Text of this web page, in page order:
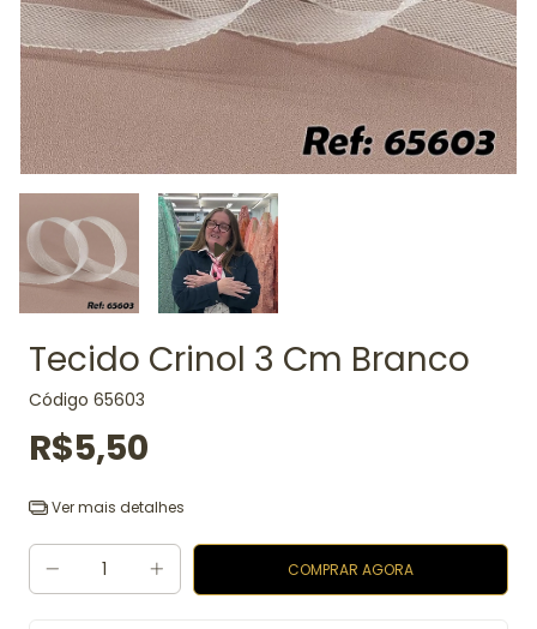
Tecido Crinol 3 Cm Branco
Código 65603
R$5,50
Ver mais detalhes